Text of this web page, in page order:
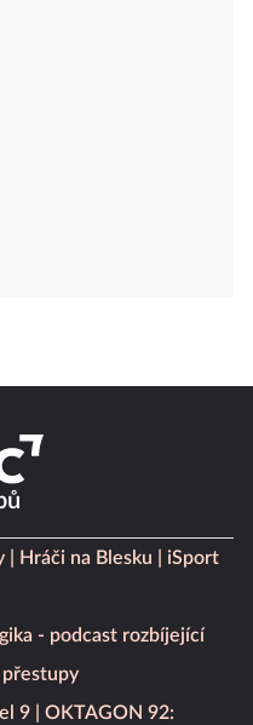
Hráči na Blesku
iSport
- podcast rozbíjející
přestupy
9
OKTAGON 92: